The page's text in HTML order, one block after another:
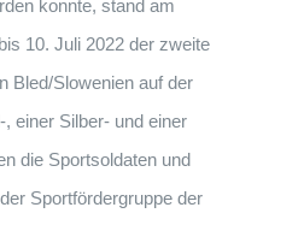
konnte, stand am
10. Juli 2022 der zweite
Bled/Slowenien auf der
einer Silber- und einer
die Sportsoldaten und
Sportfördergruppe der